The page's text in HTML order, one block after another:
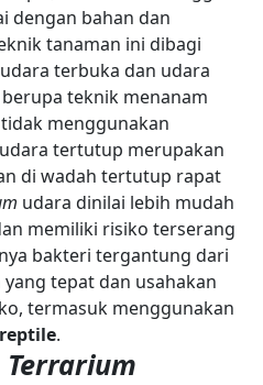
dengan bahan dan
tanaman ini dibagi
udara terbuka dan udara
teknik menanam
menggunakan
udara tertutup merupakan
di wadah tertutup rapat
udara dinilai lebih mudah
memiliki risiko terserang
bakteri tergantung dari
tepat dan usahakan
termasuk menggunakan
reptile.
Terrarium